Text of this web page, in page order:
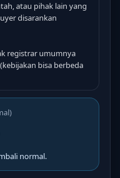
atau pihak lain yang
disarankan
registrar umumnya
bisa berbeda
normal.